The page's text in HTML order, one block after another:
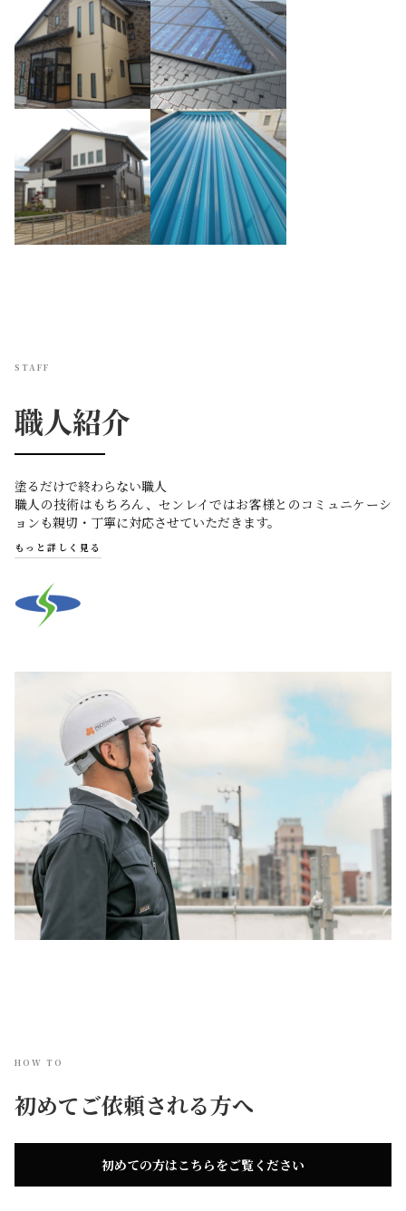
STAFF
職人紹介
塗るだけで終わらない職人
職人の技術はもちろん、センレイではお客様とのコミュニケーシ
ョンも親切・丁寧に対応させていただきます。
もっと詳しく見る
HOW TO
初めてご依頼される方へ
初めての方はこちらをご覧ください